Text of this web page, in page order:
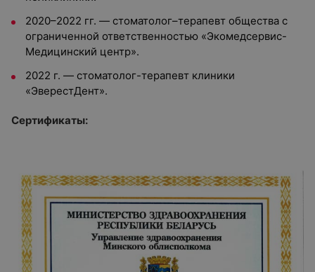
2020–2022 гг. — стоматолог–терапевт общества с
ограниченной ответственностью «Экомедсервис-
Медицинский центр».
2022 г. — стоматолог-терапевт клиники
«ЭверестДент».
Сертификаты: